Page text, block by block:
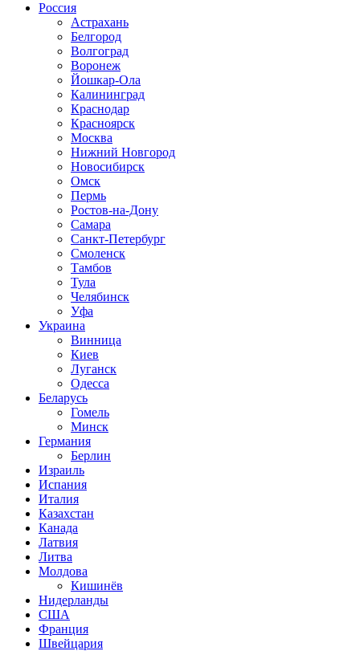
Россия
Астрахань
Белгород
Волгоград
Воронеж
Йошкар-Ола
Калининград
Краснодар
Красноярск
Москва
Нижний Новгород
Новосибирск
Омск
Пермь
Ростов-на-Дону
Самара
Санкт-Петербург
Смоленск
Тамбов
Тула
Челябинск
Уфа
Украина
Винница
Киев
Луганск
Одесса
Беларусь
Гомель
Минск
Германия
Берлин
Израиль
Испания
Италия
Казахстан
Канада
Латвия
Литва
Молдова
Кишинёв
Нидерланды
США
Франция
Швейцария